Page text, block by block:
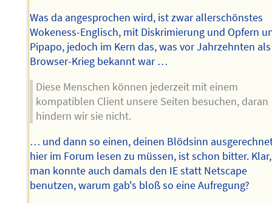
Was da angesprochen wird, ist zwar allerschönstes
Wokeness-Englisch, mit Diskrimierung und Opfern
Pipapo, jedoch im Kern das, was vor Jahrzehnten als
Browser-Krieg bekannt war …
Diese Menschen können jederzeit mit einem
kompatiblen Client unsere Seiten besuchen, daran
hindern wir sie nicht.
… und dann so einen, deinen Blödsinn
hier im Forum lesen zu müssen, ist schon bitter. Klar,
man konnte auch damals den IE statt Netscape
benutzen, warum gab's bloß so eine Aufregung?